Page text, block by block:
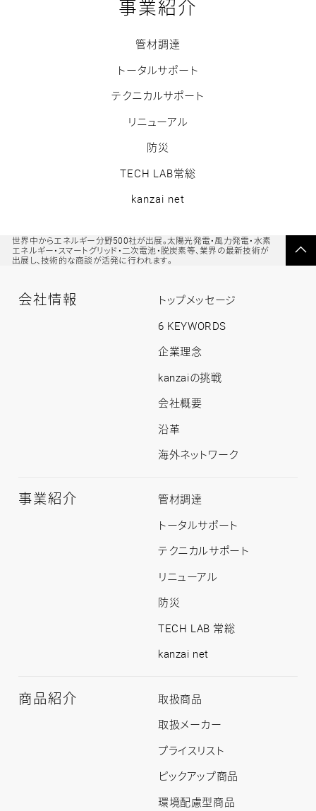
事業紹介
管材調達
トータルサポート
テクニカルサポート
リニューアル
防災
TECH LAB常総
kanzai net
世界中からエネルギー分野500社が出展。太陽光発電・風力発電・水素
エネルギー・スマートグリッド・二次電池・脱炭素等、業界の最新技術が
出展し、技術的な商談が活発に行われます。
先
会社情報 会
情
報
ッ
トップメッセージ
6 KEYWORDS
企業理念
kanzaiの挑戦
会社概要
沿革
海外ネットワーク
事業紹介 事
紹
介
ッ
管材調達
トータルサポート
テクニカルサポート
リニューアル
防災
TECH LAB 常総
kanzai net
商品紹介 商
品
紹
介
ッ
取扱商品
取扱メーカー
プライスリスト
ピックアップ商品
環境配慮型商品